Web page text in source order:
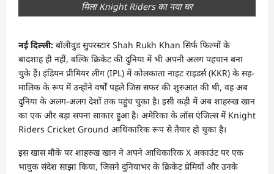
मिला Knight Riders का नया घर
नई दिल्ली: बॉलीवुड सुपरस्टार Shah Rukh Khan सिर्फ फिल्मों के
बादशाह ही नहीं, बल्कि क्रिकेट की दुनिया में भी अपनी अलग पहचान बना
चुके हैं। इंडियन प्रीमियर लीग (IPL) में कोलकाता नाइट राइडर्स (KKR) के सह-
मालिक के रूप में उन्होंने वर्षों पहले जिस सफर की शुरुआत की थी, वह अब
दुनिया के अलग-अलग देशों तक पहुंच चुका है। इसी कड़ी में अब शाहरुख खान
का एक और बड़ा सपना साकार हुआ है। अमेरिका के लॉस एंजिल्स में Knight
Riders Cricket Ground आधिकारिक रूप से तैयार हो चुका है।
इस खास मौके पर शाहरुख खान ने अपने आधिकारिक X अकाउंट पर एक
भावुक संदेश साझा किया, जिसने दुनियाभर के क्रिकेट प्रेमियों और उनके